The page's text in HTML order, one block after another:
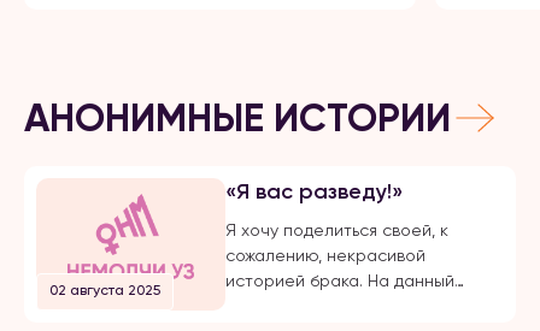
АНОНИМНЫЕ ИСТОРИИ
02 августа 2025
«Я вас разведу!»
Я хочу поделиться своей, к
сожалению, некрасивой
историей брака. На данный